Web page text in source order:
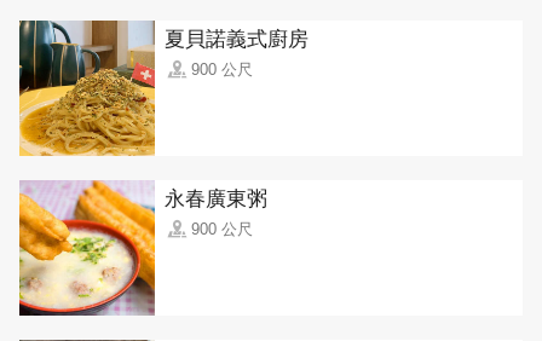
夏貝諾義式廚房
900 公尺
永春廣東粥
900 公尺